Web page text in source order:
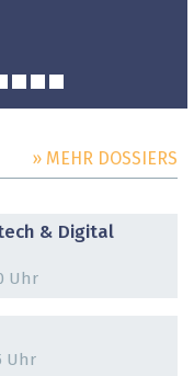
» MEHR DOSSIERS
& Digital
Uhr
Uhr